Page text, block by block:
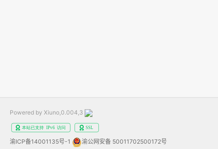
Powered by Xiuno,0.004,3
渝ICP备14001135号-1 渝公网安备 50011702500172号